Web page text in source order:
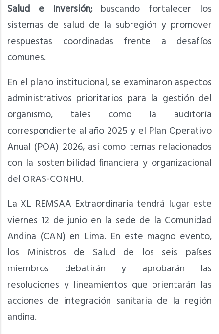
Salud e Inversión; buscando fortalecer los
sistemas de salud de la subregión y promover
respuestas coordinadas frente a desafíos
comunes.
En el plano institucional, se examinaron aspectos
administrativos prioritarios para la gestión del
organismo, tales como la auditoría
correspondiente al año 2025 y el Plan Operativo
Anual (POA) 2026, así como temas relacionados
con la sostenibilidad financiera y organizacional
del ORAS-CONHU.
La XL REMSAA Extraordinaria tendrá lugar este
viernes 12 de junio en la sede de la Comunidad
Andina (CAN) en Lima. En este magno evento,
los Ministros de Salud de los seis países
miembros debatirán y aprobarán las
resoluciones y lineamientos que orientarán las
acciones de integración sanitaria de la región
andina.